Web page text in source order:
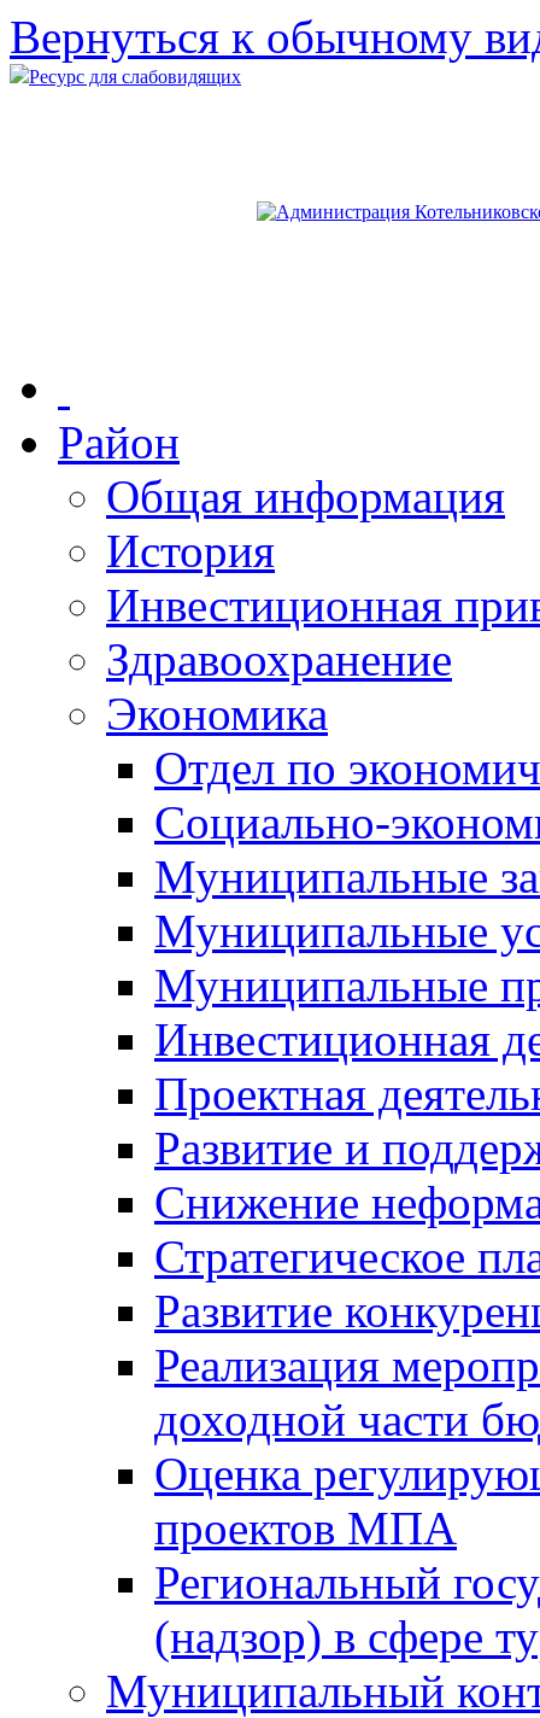
Вернуться к обычному
Ресурс для слабовидящих
Район
Общая информация
История
Инвестиционная
Здравоохранение
Экономика
Отдел по
Социально-
Муниципальные
Муниципальные
Муниципальные
Инвестиционная
Проектная
Развитие и
Снижение
Стратегическое
Развитие
Реализация
доходной части
Оценка
проектов МПА
Региональный
(надзор) в сфере
Муниципальный